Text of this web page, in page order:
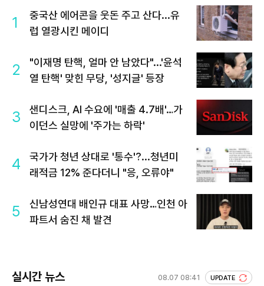
1
중국산 에어콘을 웃돈 주고 산다...유
럽 열광시킨 메이디
2
"이재명 탄핵, 얼마 안 남았다"...'윤석
열 탄핵' 맞힌 무당, '성지글' 등장
3
샌디스크, AI 수요에 '매출 4.7배'…가
이던스 실망에 '주가는 하락'
4
국가가 청년 상대로 '통수'?...청년미
래적금 12% 준다더니 "응, 오류야"
5
신남성연대 배인규 대표 사망…인천 아
파트서 숨진 채 발견
실시간 뉴스 08.07 08:41 UPDATE